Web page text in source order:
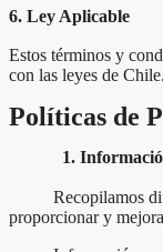
6. Ley Aplicable
Estos términos y
con las leyes de Chile.
Políticas de
1. Información
Recopilamos
proporcionar y